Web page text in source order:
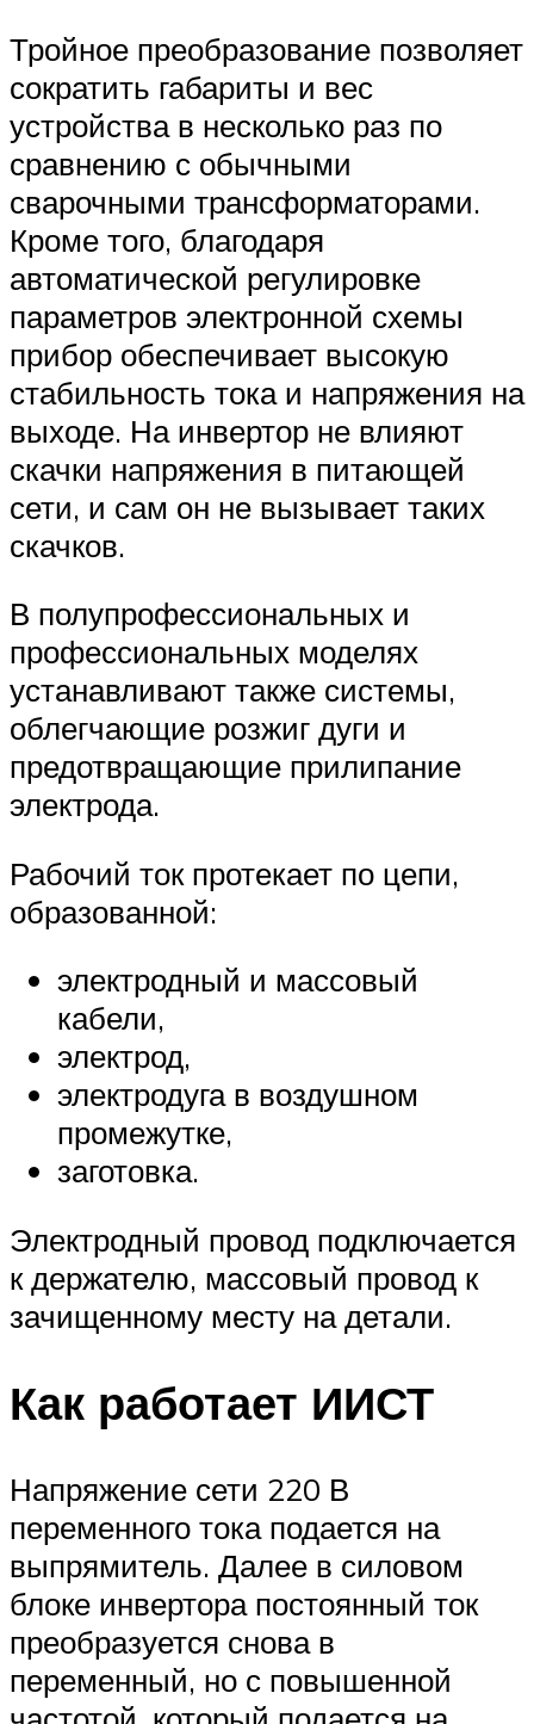
Тройное преобразование позволяет
сократить габариты и вес
устройства в несколько раз по
сравнению с обычными
сварочными трансформаторами.
Кроме того, благодаря
автоматической регулировке
параметров электронной схемы
прибор обеспечивает высокую
стабильность тока и напряжения на
выходе. На инвертор не влияют
скачки напряжения в питающей
сети, и сам он не вызывает таких
скачков.
В полупрофессиональных и
профессиональных моделях
устанавливают также системы,
облегчающие розжиг дуги и
предотвращающие прилипание
электрода.
Рабочий ток протекает по цепи,
образованной:
электродный и массовый
кабели,
электрод,
электродуга в воздушном
промежутке,
заготовка.
Электродный провод подключается
к держателю, массовый провод к
зачищенному месту на детали.
Как работает ИИСТ
Напряжение сети 220 В
переменного тока подается на
выпрямитель. Далее в силовом
блоке инвертора постоянный ток
преобразуется снова в
переменный, но с повышенной